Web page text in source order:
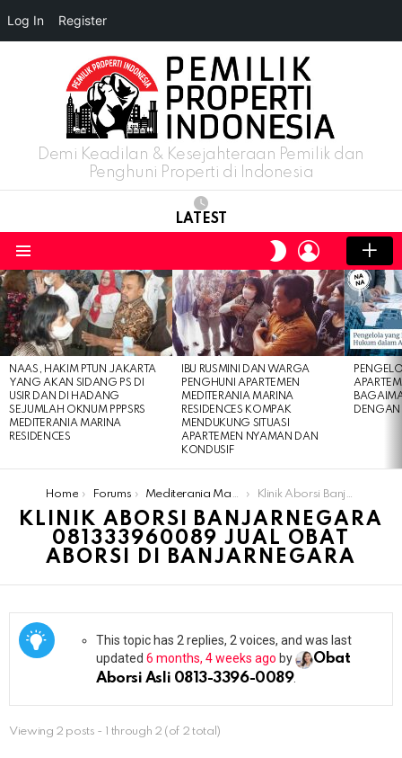
Demi Keadilan & Kesejahteraan Pemilik dan
Penghuni Properti di Indonesia
LATEST
SWITCH
SKIN
LOGIN
LATEST
STORIES
NAAS, HAKIM PTUN JAKARTA
YANG AKAN SIDANG PS DI
USIR DAN DI HADANG
SEJUMLAH OKNUM PPPSRS
MEDITERANIA MARINA
RESIDENCES
IBU RUSMINI DAN WARGA
PENGHUNI APARTEMEN
MEDITERANIA MARINA
RESIDENCES KOMPAK
MENDUKUNG SITUASI
APARTEMEN NYAMAN DAN
KONDUSIF
DENGAN
You are here:
Home Forums Mediterania Marina Residences Klinik Aborsi Banjarnegara 081333960089 Jual Obat Aborsi Di Banjarnegara
KLINIK ABORSI BANJARNEGARA
081333960089 JUAL OBAT
ABORSI DI BANJARNEGARA
This topic has 2 replies, 2 voices, and was last
updated 6 months, 4 weeks ago by
Obat
Aborsi Asli 0813-3396-0089.
Viewing 2 posts - 1 through 2 (of 2 total)
Log In Register